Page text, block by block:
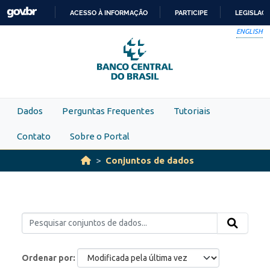
Skip to main content
PARA
O
CONTEÚDO
ACESSO À INFORMAÇÃO PARTICIPE
ENGLISH
Dados Perguntas Frequentes Tutoriais
Contato Sobre o Portal
Conjuntos de dados
Ordenar por